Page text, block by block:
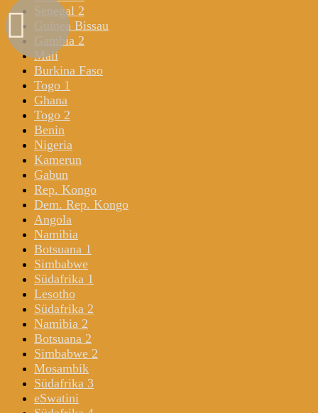
Senegal 2
Guinea Bissau
Gambia 2
Mali
Burkina Faso
Togo 1
Ghana
Togo 2
Benin
Nigeria
Kamerun
Gabun
Rep. Kongo
Dem. Rep. Kongo
Angola
Namibia
Botsuana 1
Simbabwe
Südafrika 1
Lesotho
Südafrika 2
Namibia 2
Botsuana 2
Simbabwe 2
Mosambik
Südafrika 3
eSwatini